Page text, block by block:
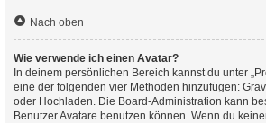
Nach oben
Wie verwende ich einen Avatar?
In deinem persönlichen Bereich kannst du unter
eine der folgenden vier Methoden hinzufügen:
oder Hochladen. Die Board-Administration kann
Benutzer Avatare benutzen können. Wenn du